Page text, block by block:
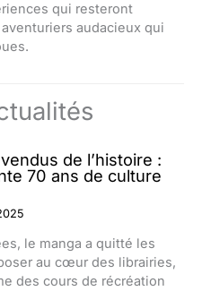
qui resteront
audacieux qui
de l’histoire :
70 ans de culture
le manga a quitté les
au cœur des librairies,
des cours de récréation